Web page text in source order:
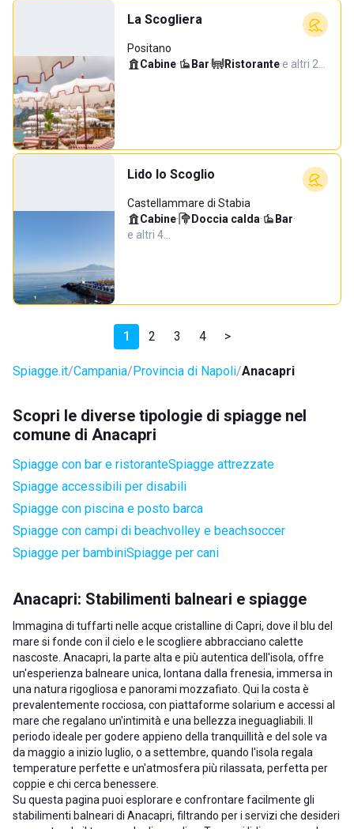
La Scogliera
Positano
Cabine· Bar· Ristorante·e altri 2…
Lido lo Scoglio
Castellammare di Stabia
Cabine· Doccia calda· Bar·
e altri 4…
1 2 3 4 >
Spiagge.it Campania Provincia di Napoli Anacapri
Scopri le diverse tipologie di spiagge nel
comune di Anacapri
Spiagge con bar e ristoranteSpiagge attrezzate
Spiagge accessibili per disabili
Spiagge con piscina e posto barca
Spiagge con campi di beachvolley e beachsoccer
Spiagge per bambiniSpiagge per cani
Anacapri: Stabilimenti balneari e spiagge
Immagina di tuffarti nelle acque cristalline di Capri, dove il blu del
mare si fonde con il cielo e le scogliere abbracciano calette
nascoste. Anacapri, la parte alta e più autentica dell'isola, offre
un'esperienza balneare unica, lontana dalla frenesia, immersa in
una natura rigogliosa e panorami mozzafiato. Qui la costa è
prevalentemente rocciosa, con piattaforme solarium e accessi al
mare che regalano un'intimità e una bellezza ineguagliabili. Il
periodo ideale per godere appieno della tranquillità e del sole va
da maggio a inizio luglio, o a settembre, quando l'isola regala
temperature perfette e un'atmosfera più rilassata, perfetta per
coppie e chi cerca benessere.
Su questa pagina puoi esplorare e confrontare facilmente gli
stabilimenti balneari di Anacapri, filtrando per i servizi che desideri